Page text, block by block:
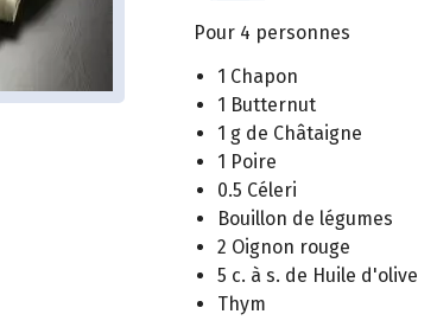
Pour 4 personnes
1 Chapon
1 Butternut
1 g de Châtaigne
1 Poire
0.5 Céleri
Bouillon de légumes
2 Oignon rouge
5 c. à s. de Huile d'olive
Thym